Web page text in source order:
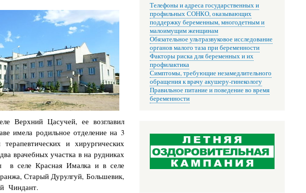
Верхний Цасучей, ее возглавил
имела родильное отделение на 3
и хирургических
врачебных участка в на рудниках
в селе Красная Ималка и в селе
Старый Дурулгуй, Большевик,
Чиндант.
Телефоны и адреса государственных и
профильных СОНКО, оказывающих
поддержку беременным, многодетным и
малоимущим женщинам
Обязательное ультразвуковое исследование
органов малого таза при беременности
Факторы риска для беременных и их
профилактика
Симптомы, требующие незамедлительного
обращения к врачу акушеру-гинекологу
Правильное питание и поведение во время
беременности